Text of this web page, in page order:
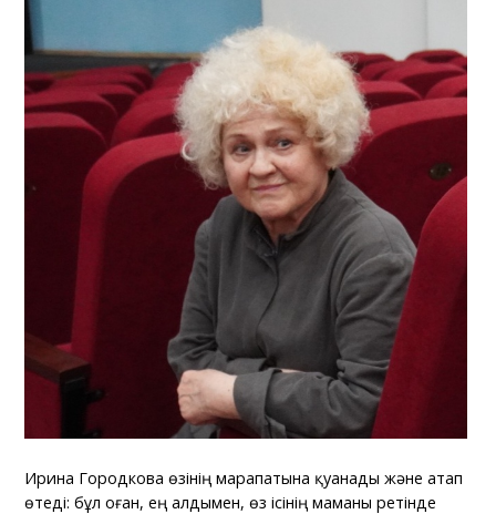
Ирина Городкова өзінің марапатына қуанады және атап
өтеді: бұл оған, ең алдымен, өз ісінің маманы ретінде